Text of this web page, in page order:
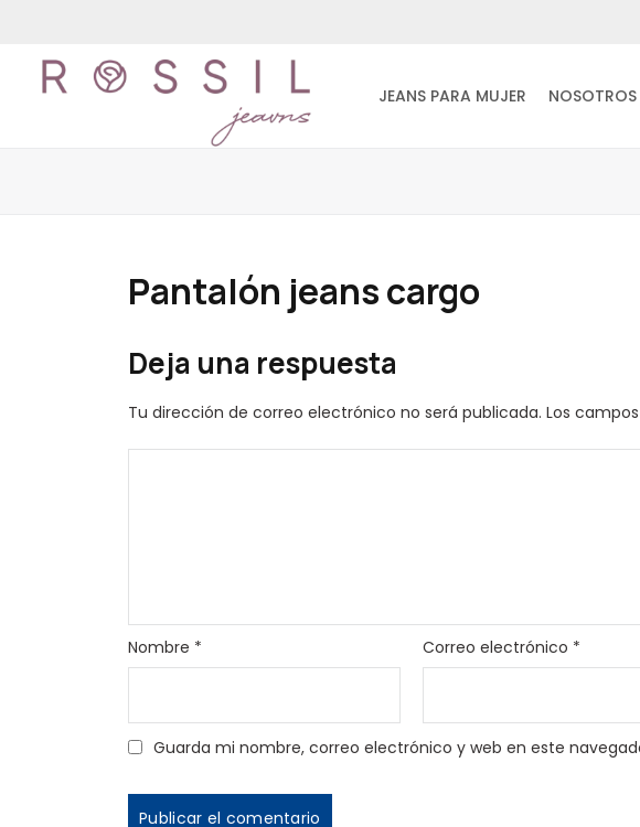
JEANS PARA MUJER NOSOTROS
Pantalón jeans cargo
Deja una respuesta
Tu dirección de correo electrónico no será publicada. Los
Nombre * Correo electrónico *
Guarda mi nombre, correo electrónico y web en este